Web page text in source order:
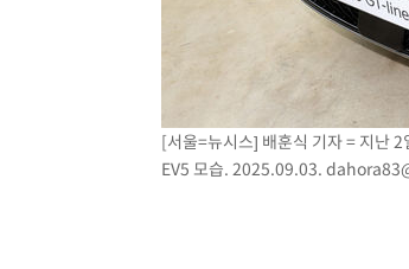
[속보]美중부 사령관, 이스라엘 긴급방문
美 국방부, 켄달 전 공군장관 보안허가 취
‘축구의 신’ 아르헨티나 축구 선수 메시의
“美 이란전 무기 소진…북한과 분쟁시 주
[서울=뉴시스] 배훈식 기자 = 지난
EV5 모습. 2025.09.03.